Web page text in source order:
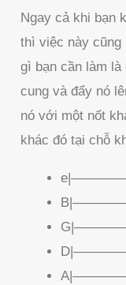
Ngay cả khi bạn
thì việc này cũng
gì bạn cần làm là
cung và đẩy nó
nó với một nốt
khác đó tại chỗ